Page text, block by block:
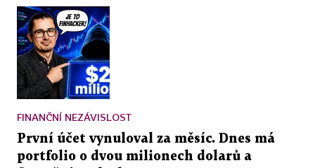
FINANČNÍ NEZÁVISLOST
První účet vynuloval za měsíc. Dnes má
portfolio o dvou milionech dolarů a